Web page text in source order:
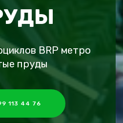
BRP метро
пруды
113 44 76